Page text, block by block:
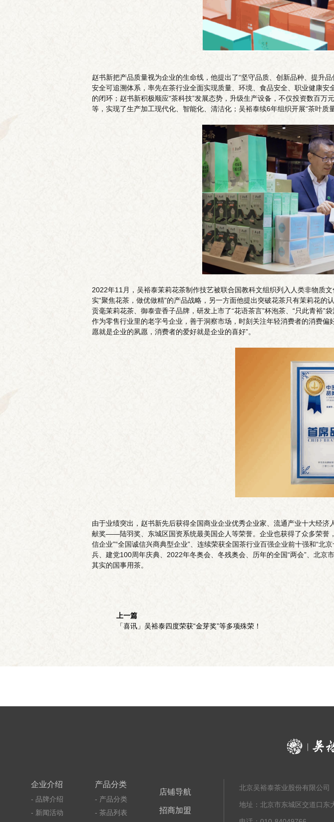
赵书新把产品质量视为企业的生命线，他提出了“坚守品质、创新品种、提升
安全可追溯体系，率先在茶行业全面实现质量、环境、食品安全、职业健康
的闭环；赵书新积极顺应“茶科技”发展态势，升级生产设备，不仅投资数百
等，实现了生产加工现代化、智能化、清洁化；吴裕泰续6年组织开展“茶叶质
2022年11月，吴裕泰茉莉花茶制作技艺被联合国教科文组织列入人类非物质
实“聚焦花茶，做优做精”的产品战略，另一方面他提出突破花茶只有茉莉花
贡毫茉莉花茶、御泰壹香子品牌，研发上市了“花语茶言”杯泡茶、“只此青裕”
作为零售行业里的老字号企业，善于洞察市场，时刻关注年轻消费者的消费
愿就是企业的夙愿，消费者的爱好就是企业的喜好”。
由于业绩突出，赵书新先后获得全国商业企业优秀企业家、流通产业十大经
献奖——陆羽奖、东城区国资系统最美国企人等荣誉。企业也获得了众多荣誉
信企业”“全国诚信兴商典型企业”、连续荣获全国茶行业百强企业前十强和“
兵、建党100周年庆典、2022年冬奥会、冬残奥会、历年的全国“两会”、北京
其实的国事用茶。
上一篇
「喜讯」吴裕泰四度荣获“金芽奖”等多项殊荣！
企业介绍
- 品牌介绍
- 新闻活动
产品分类
- 产品分类
- 茶品列表
店铺导航
招商加盟
北京吴裕泰茶业股份有限公司
地址：北京市东城区交道口东